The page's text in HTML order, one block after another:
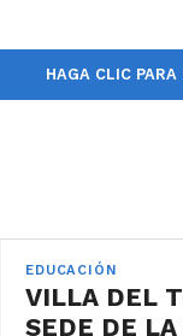
HAGA CLIC PARA
EDUCACIÓN
VILLA DEL
SEDE DE LA